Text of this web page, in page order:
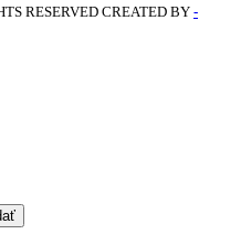
RESERVED CREATED BY -